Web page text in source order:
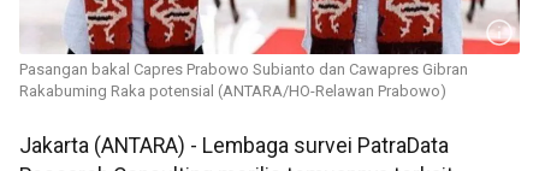
Pasangan bakal Capres Prabowo Subianto dan Cawapres Gibran
Rakabuming Raka potensial (ANTARA/HO-Relawan Prabowo)
Jakarta (ANTARA) - Lembaga survei PatraData